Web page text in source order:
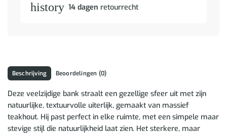
history 14 dagen retourrecht
Beschrijving Beoordelingen (0)
Deze veelzijdige bank straalt een gezellige sfeer uit met zijn
natuurlijke, textuurvolle uiterlijk, gemaakt van massief
teakhout. Hij past perfect in elke ruimte, met een simpele maar
stevige stijl die natuurlijkheid laat zien. Het sterkere, maar